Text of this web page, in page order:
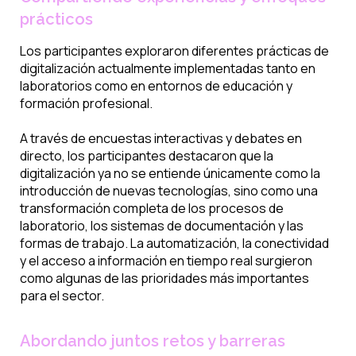
prácticos
Los participantes exploraron diferentes prácticas de
digitalización actualmente implementadas tanto en
laboratorios como en entornos de educación y
formación profesional.
A través de encuestas interactivas y debates en
directo, los participantes destacaron que la
digitalización ya no se entiende únicamente como la
introducción de nuevas tecnologías, sino como una
transformación completa de los procesos de
laboratorio, los sistemas de documentación y las
formas de trabajo. La automatización, la conectividad
y el acceso a información en tiempo real surgieron
como algunas de las prioridades más importantes
para el sector.
Abordando juntos retos y barreras